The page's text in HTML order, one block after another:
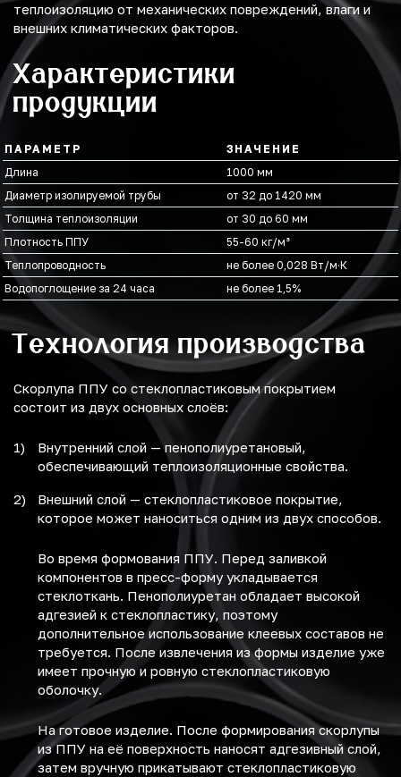
теплоизоляцию от механических повреждений, влаги и
внешних климатических факторов.
Характеристики
продукции
ПАРАМЕТР
ЗНАЧЕНИЕ
Длина
1000 мм
Диаметр изолируемой трубы
от 32 до 1420 мм
Толщина теплоизоляции
от 30 до 60 мм
Плотность ППУ
55-60 кг/м³
Теплопроводность
не более 0,028 Вт/м·К
Водопоглощение за 24 часа
не более 1,5%
Технология производства
Скорлупа ППУ со стеклопластиковым покрытием
состоит из двух основных слоёв:
Внутренний слой — пенополиуретановый,
обеспечивающий теплоизоляционные свойства.
Внешний слой — стеклопластиковое покрытие,
которое может наноситься одним из двух способов.
Во время формования ППУ. Перед заливкой
компонентов в пресс-форму укладывается
стеклоткань. Пенополиуретан обладает высокой
адгезией к стеклопластику, поэтому
дополнительное использование клеевых составов не
требуется. После извлечения из формы изделие уже
имеет прочную и ровную стеклопластиковую
оболочку.
На готовое изделие. После формирования скорлупы
из ППУ на её поверхность наносят адгезивный слой,
затем вручную прикатывают стеклопластиковую